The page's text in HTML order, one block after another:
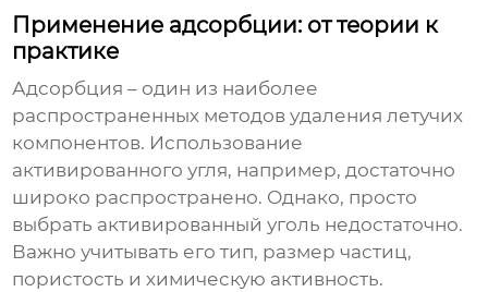
Применение адсорбции: от теории к
практике
Адсорбция – один из наиболее
распространенных методовудаления летучих
компонентов. Использование
активированного угля, например, достаточно
широко распространено. Однако, просто
выбрать активированный уголь недостаточно.
Важно учитывать его тип, размер частиц,
пористость и химическую активность.